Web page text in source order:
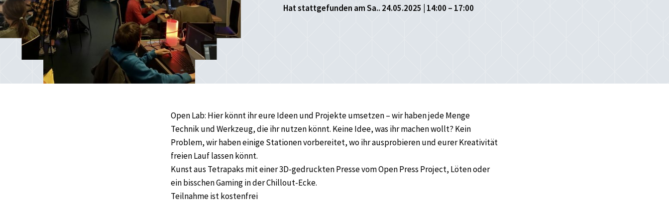
Hat stattgefunden am Sa.. 24.05.2025 | 14:00 – 17:00
Open Lab: Hier könnt ihr eure Ideen und Projekte umsetzen – wir haben jede Menge
Technik und Werkzeug, die ihr nutzen könnt. Keine Idee, was ihr machen wollt? Kein
Problem, wir haben einige Stationen vorbereitet, wo ihr ausprobieren und eurer Kreativität
freien Lauf lassen könnt.
Kunst aus Tetrapaks mit einer 3D-gedruckten Presse vom Open Press Project, Löten oder
ein bisschen Gaming in der Chillout-Ecke.
Teilnahme ist kostenfrei